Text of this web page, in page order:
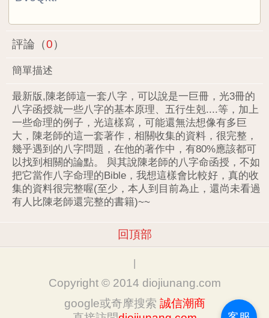
評論（0）
簡單描述
最新版,陳老師這一套八字，可以說是一巨冊，光3冊的
八字函授就一些八字的基本原理、五行生剋....等，加上
一些命理的例子，光這樣寫，可能還無法想像有多巨
大，陳老師的這一套著作，相關收集的資料，很完整，
幾乎遇到的八字問題，在他的著作中，有80%應該都可
以找到相關的論點。 與其說陳老師的八字命函授，不如
把它當作八字命理的Bible，我想這樣會比較好，真的收
集的資料很完整喔(至少，本人到目前為止，還尚未看過
有人比陳老師還完整的書籍)~~
回頂部
Copyright © 2014 diojiunang.com
google或奇摩搜索 誠信潮商